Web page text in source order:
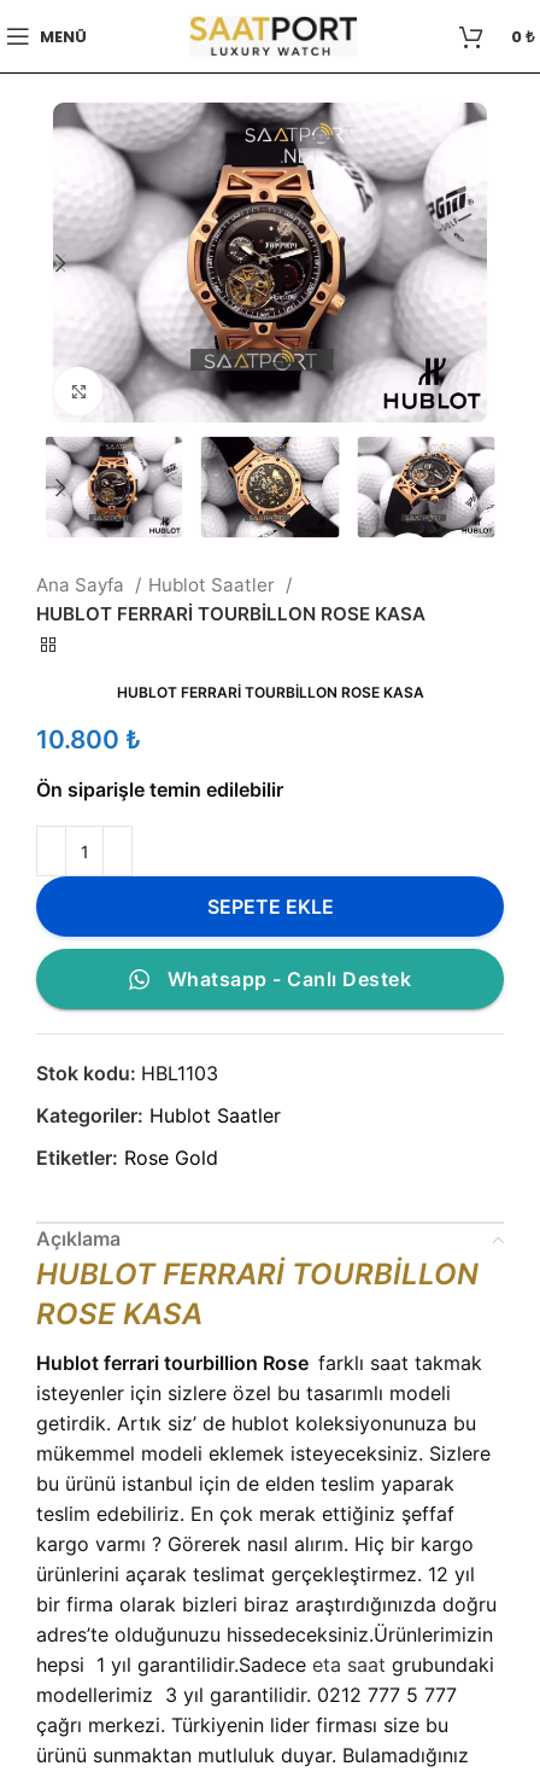
MENÜ 0₺
Büyütmek için tıklayın
Ana Sayfa
Hublot Saatler
HUBLOT FERRARİ TOURBİLLON ROSE KASA
HUBLOT FERRARİ TOURBİLLON ROSE KASA
₺
Ön siparişle temin edilebilir
SEPETE EKLE
Whatsapp - Canlı Destek
Stok kodu: HBL1103
Kategoriler: Hublot Saatler
Etiketler: Rose Gold
Açıklama
HUBLOT FERRARİ TOURBİLLON
ROSE KASA
Hublot ferrari tourbillion Rose farklı saat takmak
isteyenler için sizlere özel bu tasarımlı modeli
getirdik. Artık siz’ de hublot koleksiyonunuza bu
mükemmel modeli eklemek isteyeceksiniz. Sizlere
bu ürünü istanbul için de elden teslim yaparak
teslim edebiliriz. En çok merak ettiğiniz şeffaf
kargo varmı ? Görerek nasıl alırım. Hiç bir kargo
ürünlerini açarak teslimat gerçekleştirmez. 12 yıl
bir firma olarak bizleri biraz araştırdığınızda doğru
adres’te olduğunuzu hissedeceksiniz.Ürünlerimizin
hepsi 1 yıl garantilidir.Sadece eta saat grubundaki
modellerimiz 3 yıl garantilidir. 0212 777 5 777
çağrı merkezi. Türkiyenin lider firması size bu
ürünü sunmaktan mutluluk duyar. Bulamadığınız